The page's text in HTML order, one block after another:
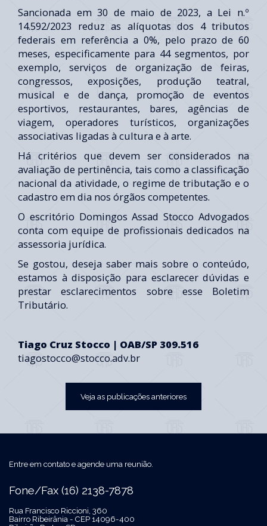
Sancionada em 30 de maio de 2023, a Lei n.º
14.592/2023 reduz as alíquotas dos 4 tributos
federais em referência a 0%, pelo prazo de 60
meses, especificamente para 44 segmentos, por
exemplo, serviços de organização de feiras,
congressos, exposições, produção teatral,
musical e de dança, promoção de eventos
esportivos, restaurantes, bares, agências de
viagem, operadores turísticos, organizações
associativas ligadas à cultura e à arte.
Há critérios que devem ser considerados na
avaliação de pertinência, tais como a classificação
nacional da atividade, o regime de tributação e o
cadastro em dia nos órgãos competentes.
O escritório Domingos Assad Stocco Advogados
conta com equipe de profissionais dedicados na
assessoria jurídica.
Se gostou, deseja saber mais sobre o conteúdo,
estamos à disposição para esclarecer dúvidas e
prestar esclarecimentos sobre esse Boletim
Tributário.
Tiago Cruz Stocco | OAB/SP 309.516
tiagostocco@stocco.adv.br
Veja as publicações anteriores
Entre em contato e agende uma reunião.
Fone/Fax (16) 2138-7878
Rua Francisco Riccioni, 360
Bairro Ribeirânia - CEP 14096-400